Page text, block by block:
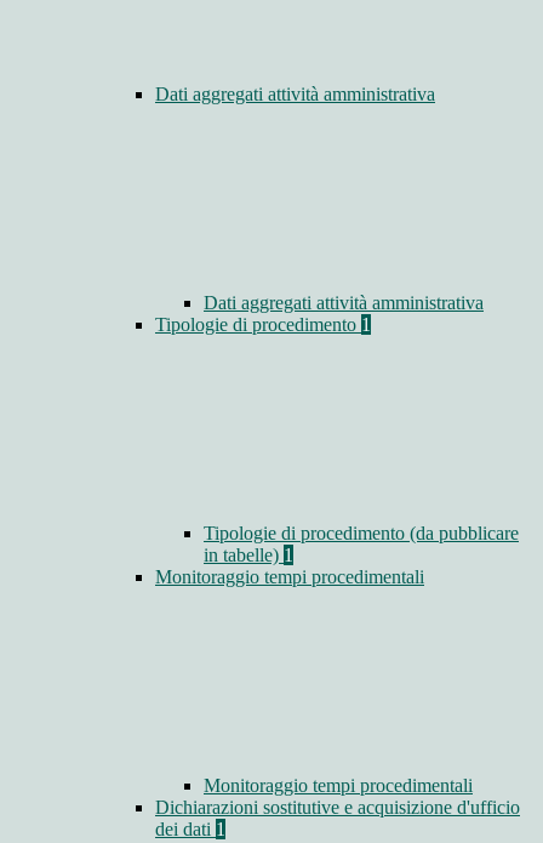
Dati aggregati attività amministrativa
Dati aggregati attività amministrativa
Tipologie di procedimento 1
Tipologie di procedimento (da pubblicare
in tabelle) 1
Monitoraggio tempi procedimentali
Monitoraggio tempi procedimentali
Dichiarazioni sostitutive e acquisizione d'ufficio
dei dati 1